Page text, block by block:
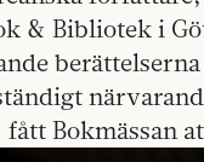
& Bibliotek i
Bokmässan